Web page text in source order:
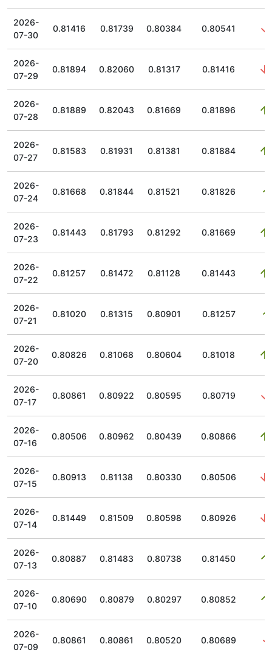
2026-
07-30
0.81416 0.81739 0.80384 0.80541
2026-
07-29
0.81894 0.82060 0.81317 0.81416
2026-
07-28
0.81889 0.82043 0.81669 0.81896
2026-
07-27
0.81583 0.81931 0.81381 0.81884
2026-
07-24
0.81668 0.81844 0.81521 0.81826
2026-
07-23
0.81443 0.81793 0.81292 0.81669
2026-
07-22
0.81257 0.81472 0.81128 0.81443
2026-
07-21
0.81020 0.81315 0.80901 0.81257
2026-
07-20
0.80826 0.81068 0.80604 0.81018
2026-
07-17
0.80861 0.80922 0.80595 0.80719
2026-
07-16
0.80506 0.80962 0.80439 0.80866
2026-
07-15
0.80913 0.81138 0.80330 0.80506
2026-
07-14
0.81449 0.81509 0.80598 0.80926
2026-
07-13
0.80887 0.81483 0.80738 0.81450
2026-
07-10
0.80690 0.80879 0.80297 0.80852
2026-
07-09
0.80861 0.80861 0.80520 0.80689